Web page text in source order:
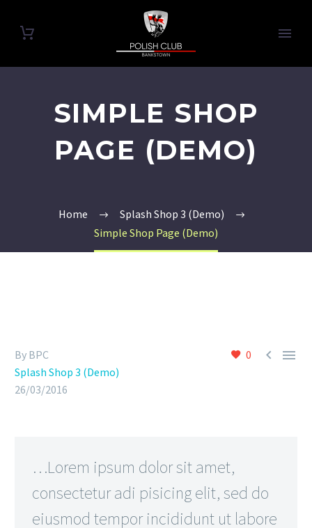
SIMPLE SHOP
PAGE (DEMO)
Home
Splash Shop 3 (Demo)
Simple Shop Page (Demo)
0  
By BPC
Splash Shop 3 (Demo)
26/03/2016
…Lorem ipsum dolor sit amet,
consectetur adi pisicing elit, sed do
eiusmod tempor incididunt ut labore